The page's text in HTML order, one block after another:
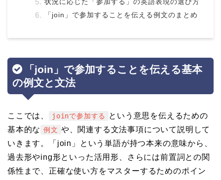
状況に応じた「参加する」の英語表現の選び方
「join」で参加することを伝える例文のまとめ
「join」で参加することを伝える基本
の例文と文法
ここでは、 joinで参加する
という意思を伝えるための
基本的な 例文 や、関連する文法事項について説明して
いきます。「join」という単語が持つ本来の意味から、
過去形やing形といった活用形、さらには前置詞との関
係性まで、正確な使い方をマスターするためのポイン